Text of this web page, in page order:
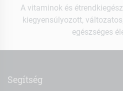
A vitaminok és
kiegyensúlyozott,
egészséges
Segítség